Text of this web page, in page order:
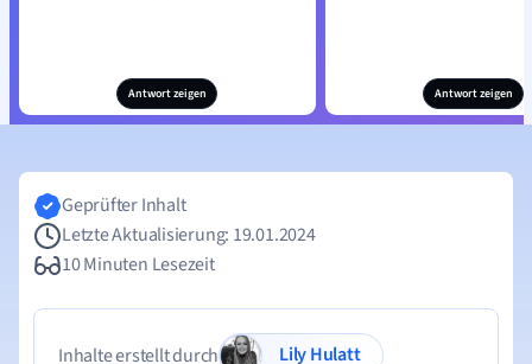
Antwort zeigen Antwort zeigen
Geprüfter Inhalt
Letzte Aktualisierung: 19.01.2024
10 Minuten Lesezeit
Inhalte erstellt durch
Lily Hulatt